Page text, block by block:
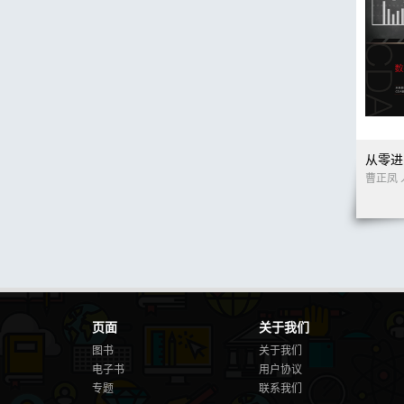
页面
图书
电子书
专题
关于我们
关于我们
用户协议
联系我们